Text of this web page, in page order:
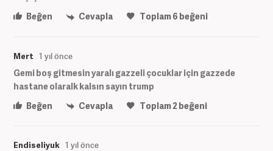
Beğen
Cevapla Toplam6 beğeni
Mert 1 yıl önce
Gemi boş gitmesin yaralı gazzeli çocuklar için gazzede
hastane olaralk kalsın sayın trump
Beğen
Cevapla Toplam2 beğeni
Endiseliyuk 1 yıl önce